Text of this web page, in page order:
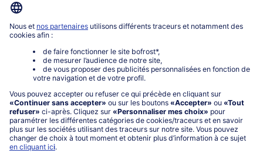
www.bofrost.fr
service@bofrost.fr
0801 902 406
Lu-Ve : 9h - 20h (appel non surtaxé)
Service
À propos de bofrost*
Légal